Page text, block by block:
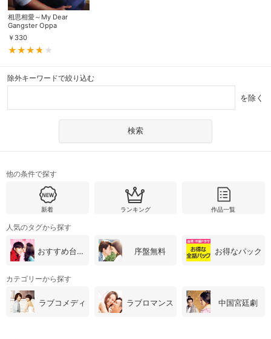
相思相愛～My Dear
Gangster Oppa
￥ 330
除外キーワードで絞り込む
を除く
他の条件で探す
新着 ランキング 作品一覧
人気のタグから探す
おすすめ台湾・中国ドラマ 序盤無料 お得なパック
カテゴリーから探す
ラブコメディ ラブロマンス 中国宮廷劇